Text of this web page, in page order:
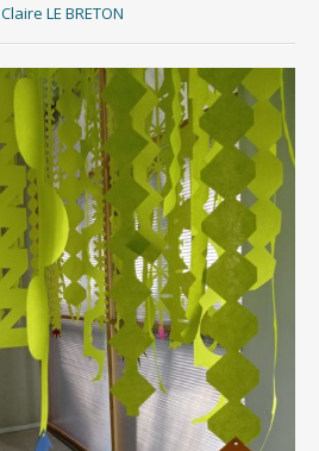
Claire LE BRETON